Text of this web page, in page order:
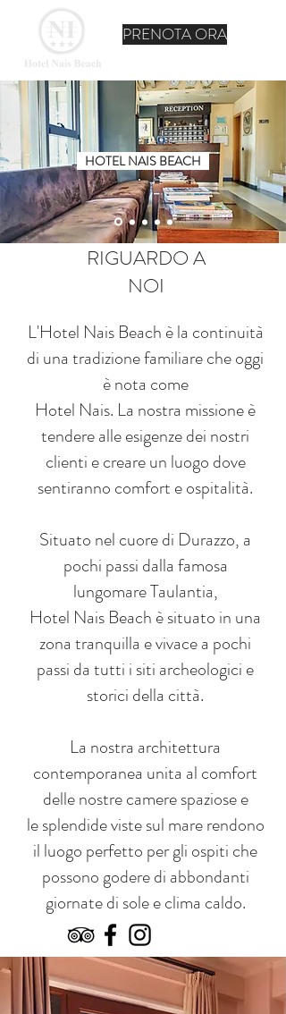
PRENOTA ORA
HOTEL NAIS BEACH
RIGUARDO A
NOI
L'Hotel Nais Beach è la continuità
di una tradizione familiare che oggi
è nota come
Hotel Nais. La nostra missione è
tendere alle esigenze dei nostri
clienti e creare un luogo dove
sentiranno comfort e ospitalità.
Situato nel cuore di Durazzo, a
pochi passi dalla famosa
lungomare Taulantia,
Hotel Nais Beach è situato in una
zona tranquilla e vivace a pochi
passi da tutti i siti archeologici e
storici della città.
La nostra architettura
contemporanea unita al comfort
delle nostre camere spaziose e
le splendide viste sul mare rendono
il luogo perfetto per gli ospiti che
possono godere di abbondanti
giornate di sole e clima caldo.